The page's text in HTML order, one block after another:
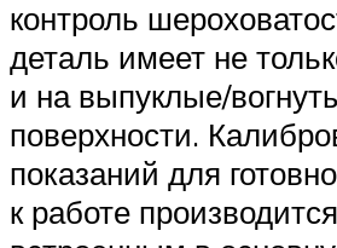
контроль
деталь имеет не
и на выпуклые/
поверхности.
показаний для
к работе